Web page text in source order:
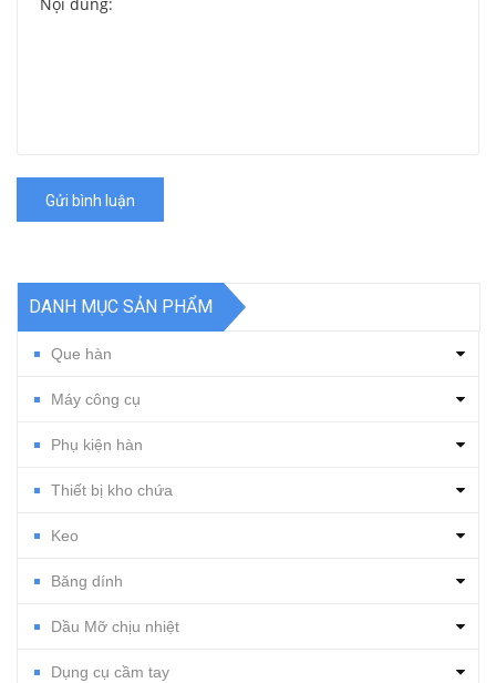
Gửi bình luận
DANH MỤC SẢN PHẨM
Que hàn
Máy công cụ
Phụ kiện hàn
Thiết bị kho chứa
Keo
Băng dính
Dầu Mỡ chịu nhiệt
Dụng cụ cầm tay